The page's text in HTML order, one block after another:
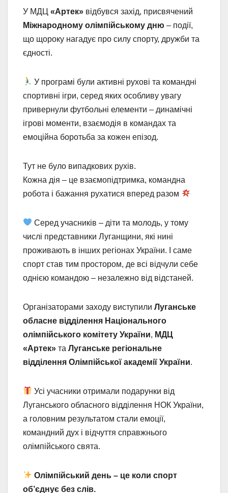
У МДЦ «Артек» відбувся захід, присвячений
Міжнародному олімпійському дню – події,
що щороку нагадує про силу спорту, дружби та
єдності.
У програмі були активні рухові та командні
спортивні ігри, серед яких особливу увагу
привернули футбольні елементи – динамічні
ігрові моменти, взаємодія в командах та
емоційна боротьба за кожен епізод.
Тут не було випадкових рухів.
Кожна дія – це взаємопідтримка, командна
робота і бажання рухатися вперед разом
Серед учасників – діти та молодь, у тому
числі представники Луганщини, які нині
проживають в інших регіонах України. І саме
спорт став тим простором, де всі відчули себе
однією командою – незалежно від відстаней.
Організаторами заходу виступили Луганське
обласне відділення Національного
олімпійського комітету України, МДЦ
«Артек» та Луганське регіональне
відділення Олімпійської академії України.
Усі учасники отримали подарунки від
Луганського обласного відділення НОК України,
а головним результатом стали емоції,
командний дух і відчуття справжнього
олімпійського свята.
Олімпійський день– це коли спорт
об’єднує без слів.